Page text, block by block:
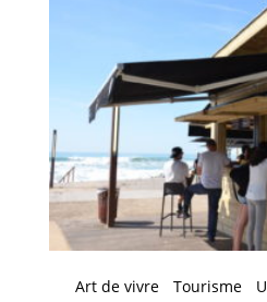
Art de vivre Tourisme